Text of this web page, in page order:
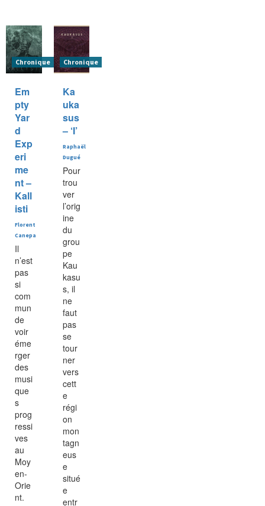
Chronique
Em
pty
Yar
d
Exp
eri
me
nt –
Kall
isti
Florent
Canepa
Il
n’est
pas
si
com
mun
de
voir
éme
rger
des
musi
que
s
prog
ressi
ves
au
Moy
en-
Orie
nt.
Chronique
Ka
uka
sus
– ‘I’
Raphaël
Dugué
Pour
trou
ver
l’orig
ine
du
grou
pe
Kau
kasu
s, il
ne
faut
pas
se
tour
ner
vers
cett
e
régi
on
mon
tagn
eus
e
situé
e
entr